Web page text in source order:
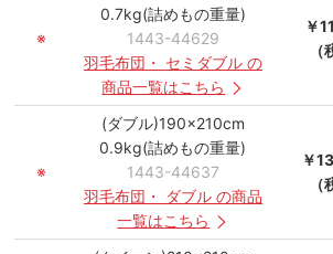
※
0.7kg(詰めもの重量)
1443-44629
羽毛布団 ・ セミダブルの
商品一覧はこちら
￥
（
※
(ダブル)190×210cm
0.9kg(詰めもの重量)
1443-44637
羽毛布団 ・ ダブルの商品
一覧はこちら
￥
（